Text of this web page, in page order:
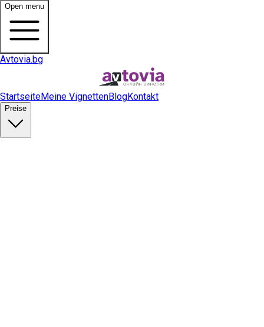
Open menu
Avtovia.bg
StartseiteMeine VignettenBlogKontakt
Preise